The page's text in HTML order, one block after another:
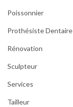
Poissonnier
Prothésiste Dentaire
Rénovation
Sculpteur
Services
Tailleur